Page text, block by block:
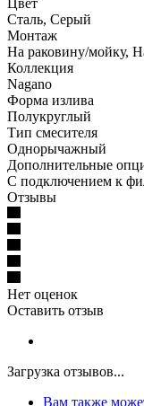
Сталь, Серый
Монтаж
На раковину/мойку,
Коллекция
Nagano
Форма излива
Полукруглый
Тип смесителя
Однорычажный
Дополнительные
С подключением к
Отзывы
Нет оценок
Оставить отзыв
Загрузка отзывов...
Вам также